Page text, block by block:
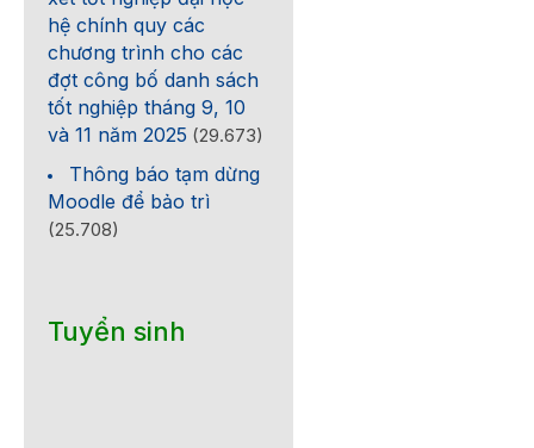
hệ chính quy các
chương trình cho các
đợt công bố danh sách
tốt nghiệp tháng 9, 10
và 11 năm 2025 (29.673)
Thông báo tạm dừng
Moodle để bảo trì
(25.708)
Tuyển sinh